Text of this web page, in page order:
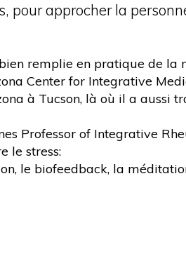
pour approcher la
remplie en pratique de la
Center for Integrative
à Tucson, là où il a aussi
Professor of Integrative
le stress:
le biofeedback, la